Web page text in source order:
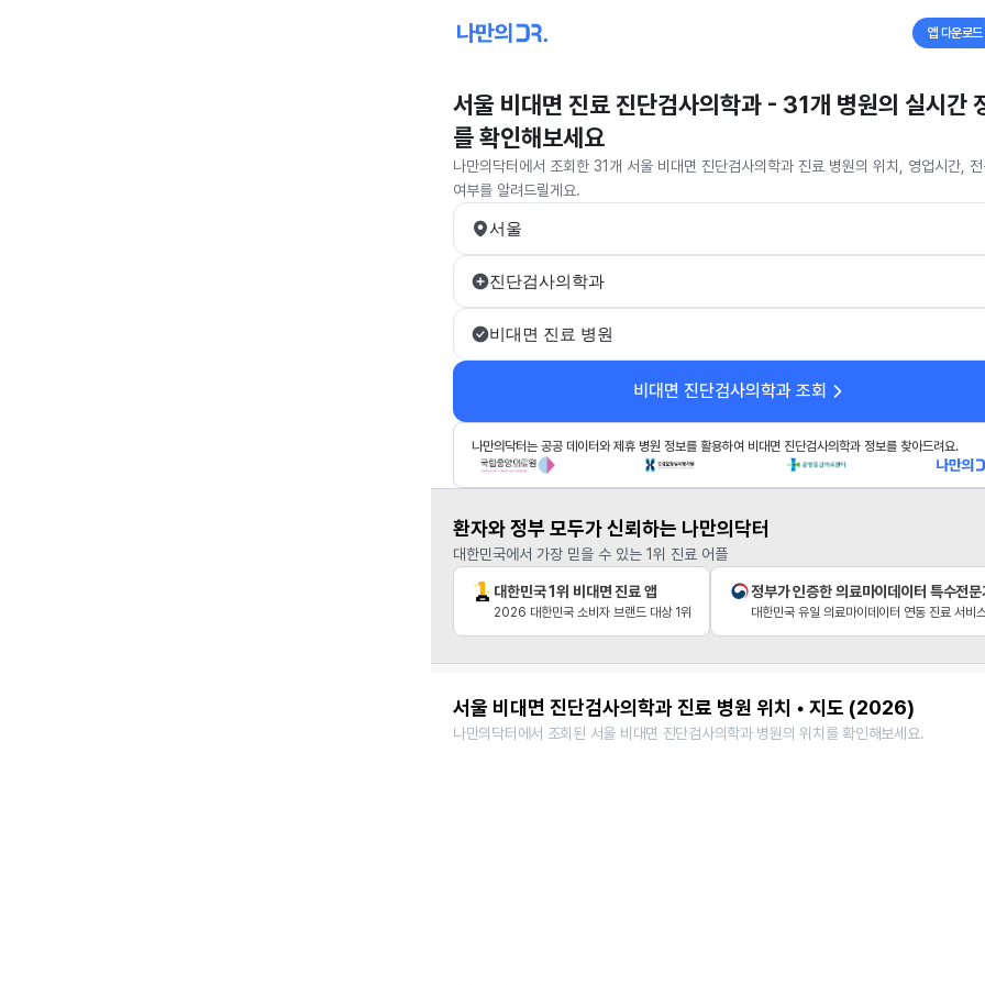
앱 다운로드
서울 비대면 진료 진단검사의학과 - 31개 병원의 실시간
를 확인해보세요
나만의닥터에서 조회한 31개 서울 비대면 진단검사의학과 진료 병원의 위치, 영업시간, 전
여부를 알려드릴게요.
서울
진단검사의학과
비대면 진료 병원
비대면 진단검사의학과 조회
나만의닥터는 공공 데이터와 제휴 병원 정보를 활용하여 비대면 진단검사의학과 정보를 찾아드려요.
환자와 정부 모두가 신뢰하는 나만의닥터
대한민국에서 가장 믿을 수 있는 1위 진료 어플
대한민국 1위 비대면 진료 앱
2026 대한민국 소비자 브랜드 대상 1위
정부가 인증한 의료마이데이터 특수전
대한민국 유일 의료마이데이터 연동 진료 서비
서울 비대면 진단검사의학과 진료 병원 위치 • 지도 (2026)
나만의닥터에서 조회된 서울 비대면 진단검사의학과 병원의 위치를 확인해보세요.